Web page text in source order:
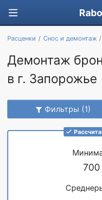
Расценки Снос и демонтаж
Демонтаж
в г. Запорожье
Фильтры (1)
700